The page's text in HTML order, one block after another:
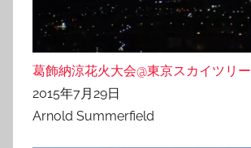
葛飾納涼花火大会@東京スカイツリー
2015年7月29日
Arnold Summerfield